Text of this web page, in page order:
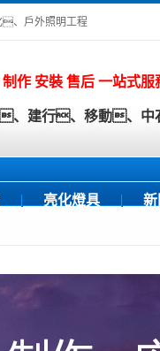
、戶外照明工程
作 安裝 售后 一站式服
、建行、移動、中
亮化燈具 新